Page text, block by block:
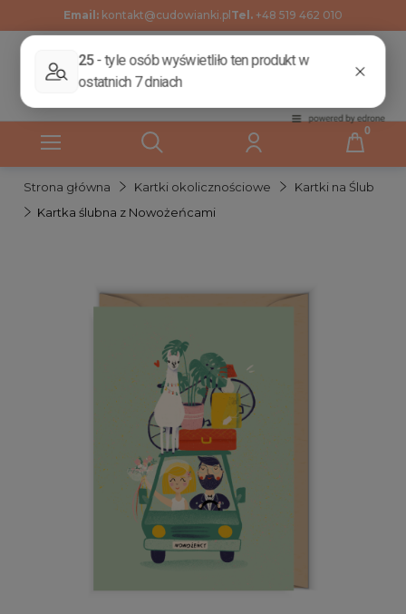
Email: kontakt@cudowianki.pl Tel. +48 519 462 010
Strona główna Kartki okolicznościowe
Kartki na Ślub
Kartka ślubna z Nowożeńcami